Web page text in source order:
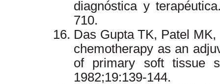
diagnóstica y
710.
Das Gupta TK, Patel
chemotherapy as an
of primary soft tissue
1982;19:139-144.